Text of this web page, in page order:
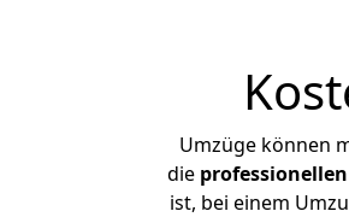
Umzüge können
die
ist, bei einem